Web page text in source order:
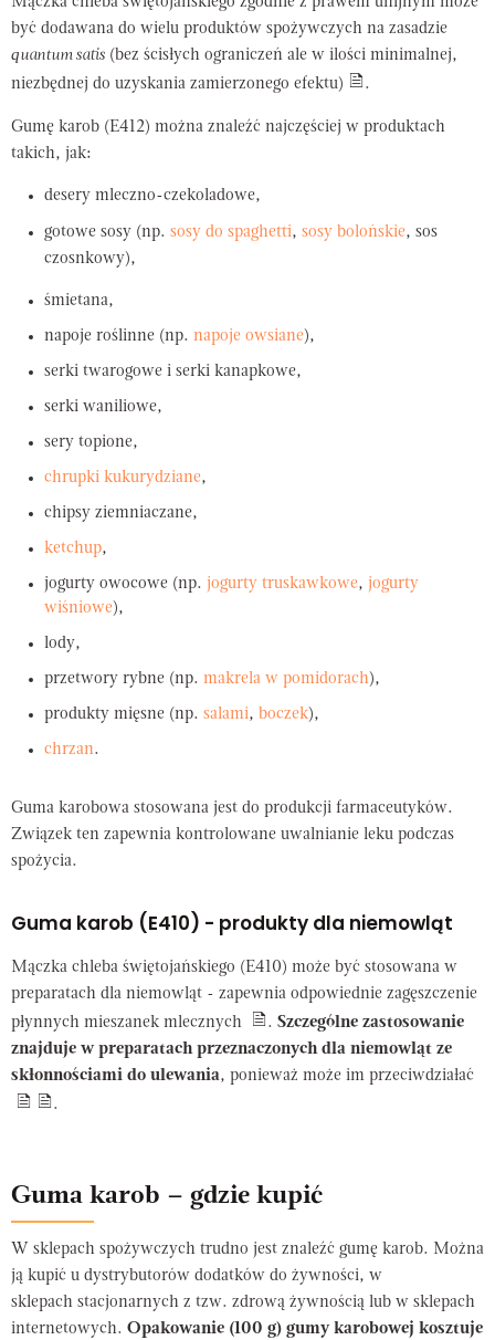
być dodawana do wielu produktów spożywczych na zasadzie
quantum satis (bez ścisłych ograniczeń ale w ilości minimalnej,
niezbędnej do uzyskania zamierzonego efektu)
.
Gumę karob (E412) można znaleźć najczęściej w produktach
takich, jak:
desery mleczno-czekoladowe,
gotowe sosy (np. sosy do spaghetti, sosy bolońskie, sos
czosnkowy),
śmietana,
napoje roślinne (np. napoje owsiane),
serki twarogowe i serki kanapkowe,
serki waniliowe,
sery topione,
chrupki kukurydziane,
chipsy ziemniaczane,
ketchup,
jogurty owocowe (np. jogurty truskawkowe, jogurty
wiśniowe),
lody,
przetwory rybne (np. makrela w pomidorach),
produkty mięsne (np. salami, boczek),
chrzan.
Guma karobowa stosowana jest do produkcji farmaceutyków.
Związek ten zapewnia kontrolowane uwalnianie leku podczas
spożycia.
Guma karob (E410) - produkty dla niemowląt
Mączka chleba świętojańskiego (E410) może być stosowana w
preparatach dla niemowląt - zapewnia odpowiednie zagęszczenie
płynnych mieszanek mlecznych
. Szczególne zastosowanie
znajduje w preparatach przeznaczonych dla niemowląt ze
skłonnościami do ulewania, ponieważ może im przeciwdziałać
.
Guma karob – gdzie kupić
W sklepach spożywczych trudno jest znaleźć gumę karob. Można
ją kupić u dystrybutorów dodatków do żywności, w
sklepach stacjonarnych z tzw. zdrową żywnością lub w sklepach
internetowych. Opakowanie (100 g) gumy karobowej kosztuje